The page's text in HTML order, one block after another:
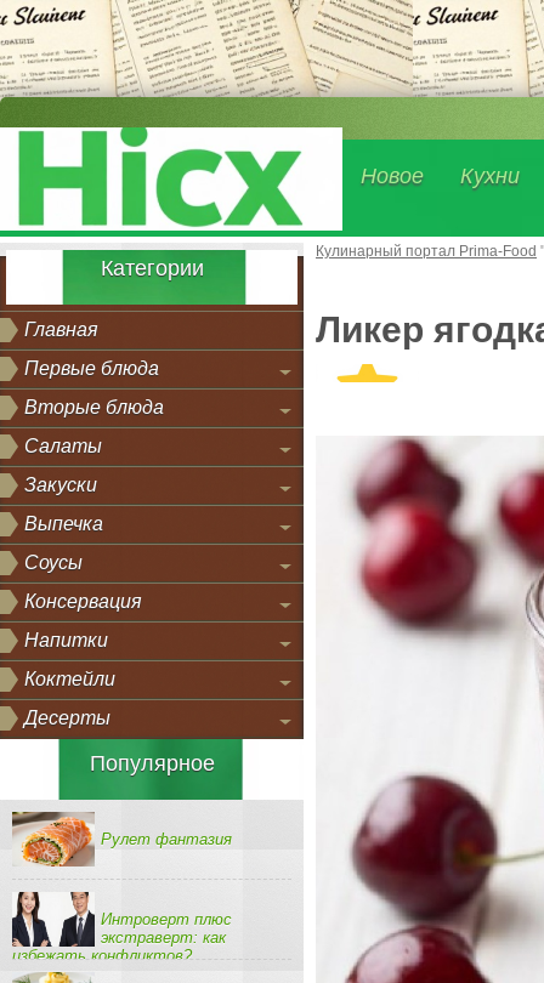
Новое Кухни
Категории
Главная
Первые блюда
Вторые блюда
Салаты
Закуски
Выпечка
Соусы
Консервация
Напитки
Коктейли
Десерты
Популярное
Рулет фантазия
Интроверт плюс
экстраверт: как
избежать конфликтов?
Кулинарный портал Prima-Food
Ликер